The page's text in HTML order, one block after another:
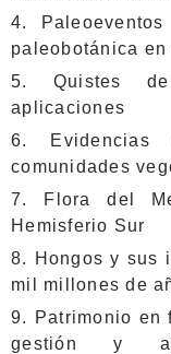
4.
paleobotánica
5. Quistes de
aplicaciones
6. Evidencias
comunidades
7. Flora del
Hemisferio Sur
8. Hongos y sus
mil millones de
9. Patrimonio en
gestión y